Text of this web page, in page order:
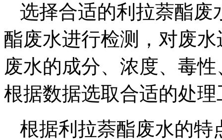
选择合适的利拉萘酯废
酯废水进行检测，对废
废水的成分、浓度、毒
根据数据选取合适的处
根据利拉萘酯废水的特